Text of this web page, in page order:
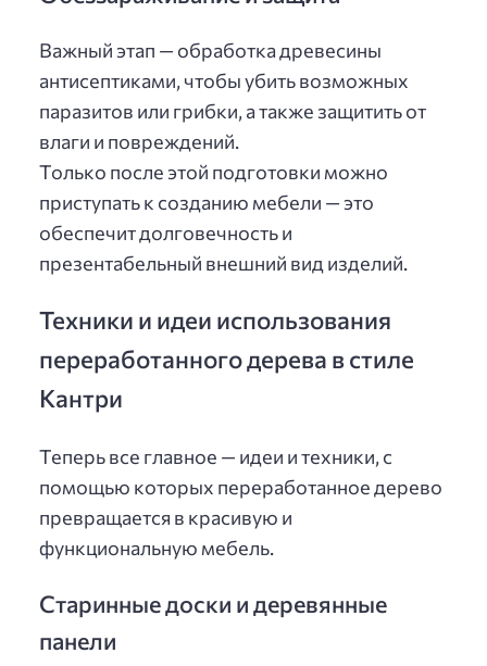
Важный этап — обработка древесины
антисептиками, чтобы убить возможных
паразитов или грибки, а также защитить от
влаги и повреждений.
Только после этой подготовки можно
приступать к созданию мебели — это
обеспечит долговечность и
презентабельный внешний вид изделий.
Техники и идеи использования
переработанного дерева в стиле
Кантри
Теперь все главное — идеи и техники, с
помощью которых переработанное дерево
превращается в красивую и
функциональную мебель.
Старинные доски и деревянные
панели